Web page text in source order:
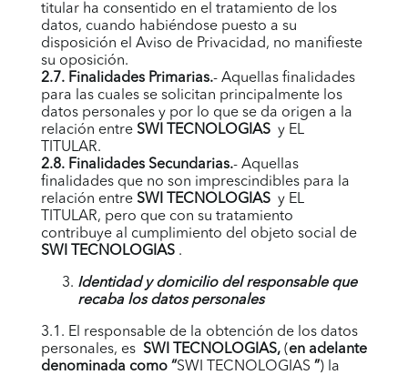
titular ha consentido en el tratamiento de los
datos, cuando habiéndose puesto a su
disposición el Aviso de Privacidad, no manifieste
su oposición.
2.7. Finalidades Primarias.- Aquellas finalidades
para las cuales se solicitan principalmente los
datos personales y por lo que se da origen a la
relación entre SWI TECNOLOGIAS y EL
TITULAR.
2.8. Finalidades Secundarias.- Aquellas
finalidades que no son imprescindibles para la
relación entre SWI TECNOLOGIAS y EL
TITULAR, pero que con su tratamiento
contribuye al cumplimiento del objeto social de
SWI TECNOLOGIAS .
Identidad y domicilio del responsable que
recaba los datos personales
3.1. El responsable de la obtención de los datos
personales, es SWI TECNOLOGIAS,(en adelante
denominada como “SWI TECNOLOGIAS ”) la